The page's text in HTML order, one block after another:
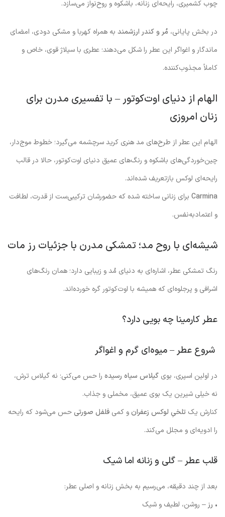
چوب کشمیری، رایحه‌ای زنانه، باشکوه و روح‌نواز می‌سازد.
در بخش پایانی، مُر و کندر ارزشمند به همراه کهربا و مشکی دودی، امضای
ماندگار و اغواگر این عطر را شکل می‌دهند؛ عطری با سیلاژ قوی، خاص و
کاملاً مجذوب‌کننده.
الهام از دنیای اوت‌کوتور – با تفسیری مدرن برای
زنان امروزی
الهام این عطر از طرح‌های مد هنری کرید سرچشمه می‌گیرد؛ خطوط موج‌دار،
چین‌خوردگی‌های باشکوه و رنگ‌های عمیق دنیای اوت‌کوتور، حالا در قالب
رایحه‌ای لوکس بازتعریف شده‌اند.
Carmina برای زنانی ساخته شده که حضورشان ترکیبی‌ست از قدرت، لطافت
و اعتمادبه‌نفس.
شیشه‌ای با روح مد؛ تمشکی مدرن با جزئیات رز مات
رنگ تمشکی عطر، اشاره‌ای به دنیای مُد و زیبایی دارد؛ همان رنگ‌های
اشرافی و پرجلوه‌ای که همیشه با اوت‌کوتور گره خورده‌اند.
عطر کارمینا چه بویی دارد؟
شروع عطر – میوه‌ای گرم و اغواگر
در اولین اسپری، بوی گیلاس سیاه رسیده را حس می‌کنی؛ نه گیلاس ترش،
نه خیلی شیرین یک بوی عمیق، مخملی و جذاب.
کنارش یک تلخیِ لوکس زعفرانو کمی فلفل صورتیحس می‌شود که رایحه
را ادویه‌ای و مجلل می‌کند.
قلب عطر – گلی و زنانه اما شیک
بعد از چند دقیقه، می‌رسیم به بخش زنانه و اصلی عطر:
• رز – روشن، لطیف و شیک